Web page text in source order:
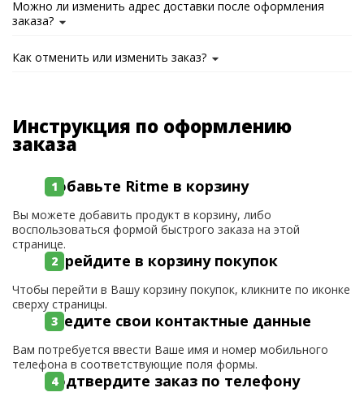
Можно ли изменить адрес доставки после оформления
заказа?
Как отменить или изменить заказ?
Инструкция по оформлению
заказа
Добавьте Ritme в корзину
Вы можете добавить продукт в корзину, либо
воспользоваться формой быстрого заказа на этой
странице.
Перейдите в корзину покупок
Чтобы перейти в Вашу корзину покупок, кликните по иконке
сверху страницы.
Введите свои контактные данные
Вам потребуется ввести Ваше имя и номер мобильного
телефона в соответствующие поля формы.
Подтвердите заказ по телефону